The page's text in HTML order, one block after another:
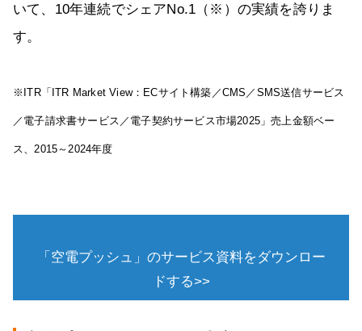
いて、10年連続でシェアNo.1（※）の実績を誇りま
す。
※ITR「ITR Market View：ECサイト構築／CMS／SMS送信サービス
／電子請求書サービス／電子契約サービス市場2025」売上金額ベー
ス、2015～2024年度
「空電プッシュ」のサービス資料をダウンロー
ドする>>